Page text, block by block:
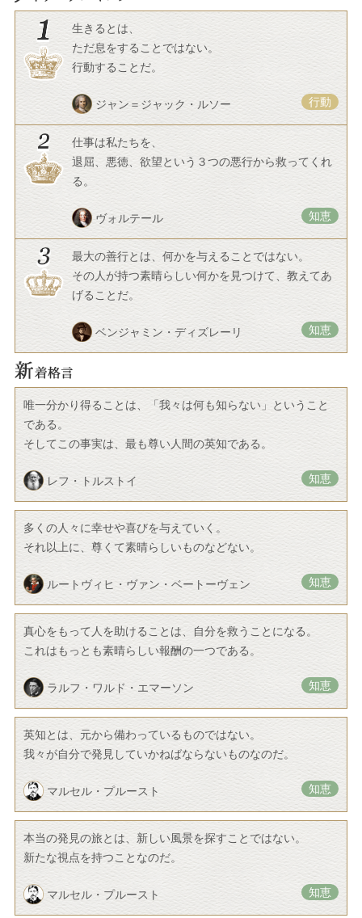
生きるとは、
ただ息をすることではない。
行動することだ。
ジャン＝ジャック・ルソー 行動
仕事は私たちを、
退屈、悪徳、欲望という３つの悪行から救ってくれ
る。
ヴォルテール 知恵
最大の善行とは、何かを与えることではない。
その人が持つ素晴らしい何かを見つけて、教えてあ
げることだ。
ベンジャミン・ディズレーリ 知恵
唯一分かり得ることは、「我々は何も知らない」ということ
である。
そしてこの事実は、最も尊い人間の英知である。
レフ・トルストイ 知恵
多くの人々に幸せや喜びを与えていく。
それ以上に、尊くて素晴らしいものなどない。
ルートヴィヒ・ヴァン・ベートーヴェン 知恵
真心をもって人を助けることは、自分を救うことになる。
これはもっとも素晴らしい報酬の一つである。
ラルフ・ワルド・エマーソン 知恵
英知とは、元から備わっているものではない。
我々が自分で発見していかねばならないものなのだ。
マルセル・プルースト 知恵
本当の発見の旅とは、新しい風景を探すことではない。
新たな視点を持つことなのだ。
マルセル・プルースト 知恵